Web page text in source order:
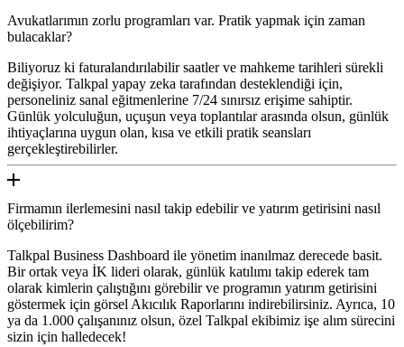
Avukatlarımın zorlu programları var. Pratik yapmak için zaman
bulacaklar?
Biliyoruz ki faturalandırılabilir saatler ve mahkeme tarihleri sürekli
değişiyor. Talkpal yapay zeka tarafından desteklendiği için,
personeliniz sanal eğitmenlerine 7/24 sınırsız erişime sahiptir.
Günlük yolculuğun, uçuşun veya toplantılar arasında olsun, günlük
ihtiyaçlarına uygun olan, kısa ve etkili pratik seansları
gerçekleştirebilirler.
Firmamın ilerlemesini nasıl takip edebilir ve yatırım getirisini nasıl
ölçebilirim?
Talkpal Business Dashboard ile yönetim inanılmaz derecede basit.
Bir ortak veya İK lideri olarak, günlük katılımı takip ederek tam
olarak kimlerin çalıştığını görebilir ve programın yatırım getirisini
göstermek için görsel Akıcılık Raporlarını indirebilirsiniz. Ayrıca, 10
ya da 1.000 çalışanınız olsun, özel Talkpal ekibimiz işe alım sürecini
sizin için halledecek!